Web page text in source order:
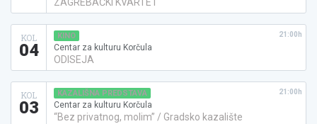
ZAGREBAČKI KVARTET
KOL
04
KINO
Centar za kulturu Korčula
ODISEJA
21:00h
KOL
03
KAZALIŠNA PREDSTAVA
Centar za kulturu Korčula
“Bez privatnog, molim” / Gradsko kazalište
21:00h